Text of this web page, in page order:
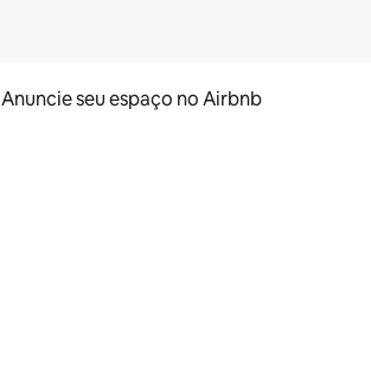
Anuncie seu espaço no Airbnb